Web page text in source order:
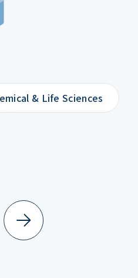
& Life Sciences